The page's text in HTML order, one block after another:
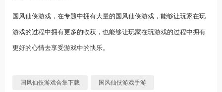
国风仙侠游戏，在专题中拥有大量的国风仙侠游戏，能够让玩家在玩
游戏的过程中拥有更多的收获，也能够让玩家在玩游戏的过程中拥有
更好的心情去享受游戏中的快乐。
国风仙侠游戏合集下载 国风仙侠游戏手游